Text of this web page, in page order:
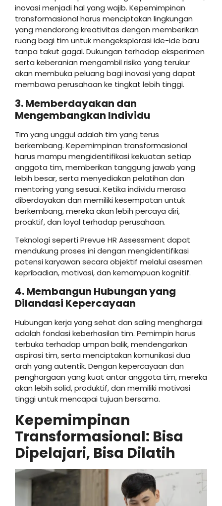
inovasi menjadi hal yang wajib. Kepemimpinan
transformasional harus menciptakan lingkungan
yang mendorong kreativitas dengan memberikan
ruang bagi tim untuk mengeksplorasi ide-ide baru
tanpa takut gagal. Dukungan terhadap eksperimen
serta keberanian mengambil risiko yang terukur
akan membuka peluang bagi inovasi yang dapat
membawa perusahaan ke tingkat lebih tinggi.
3. Memberdayakan dan
Mengembangkan Individu
Tim yang unggul adalah tim yang terus
berkembang. Kepemimpinan transformasional
harus mampu mengidentifikasi kekuatan setiap
anggota tim, memberikan tanggung jawab yang
lebih besar, serta menyediakan pelatihan dan
mentoring yang sesuai. Ketika individu merasa
diberdayakan dan memiliki kesempatan untuk
berkembang, mereka akan lebih percaya diri,
proaktif, dan loyal terhadap perusahaan.
Teknologi seperti Prevue HR Assessment dapat
mendukung proses ini dengan mengidentifikasi
potensi karyawan secara objektif melalui asesmen
kepribadian, motivasi, dan kemampuan kognitif.
4. Membangun Hubungan yang
Dilandasi Kepercayaan
Hubungan kerja yang sehat dan saling menghargai
adalah fondasi keberhasilan tim. Pemimpin harus
terbuka terhadap umpan balik, mendengarkan
aspirasi tim, serta menciptakan komunikasi dua
arah yang autentik. Dengan kepercayaan dan
penghargaan yang kuat antar anggota tim, mereka
akan lebih solid, produktif, dan memiliki motivasi
tinggi untuk mencapai tujuan bersama.
Kepemimpinan
Transformasional: Bisa
Dipelajari, Bisa Dilatih